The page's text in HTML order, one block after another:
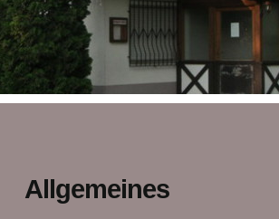
Allgemeines